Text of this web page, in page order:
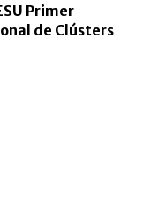
Primer
de Clústers